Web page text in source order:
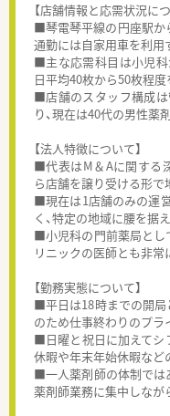
【店舗情報と応需状況につ
■琴電琴平線の円座駅か
通勤には自家用車を利用
■主な応需科目は小児科
日平均40枚から50枚程
■店舗のスタッフ構成
り、現在は40代の男性薬
【法人特徴について】
■代表はM＆Aに関する
ら店舗を譲り受ける形で
■現在は1店舗のみの運
く、特定の地域に腰を据
■小児科の門前薬局とし
リニックの医師とも非常
【勤務実態について】
■平日は18時までの開局
のため仕事終わりのプラ
■日曜と祝日に加えてシ
休暇や年末年始休暇など
■一人薬剤師の体制では
薬剤師業務に集中しなが